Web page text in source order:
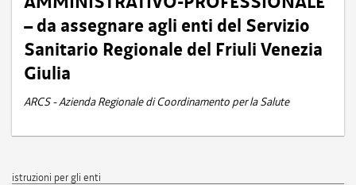
– da assegnare agli enti del Servizio
Sanitario Regionale del Friuli Venezia
Giulia
ARCS - Azienda Regionale di Coordinamento per la Salute
istruzioni per gli enti